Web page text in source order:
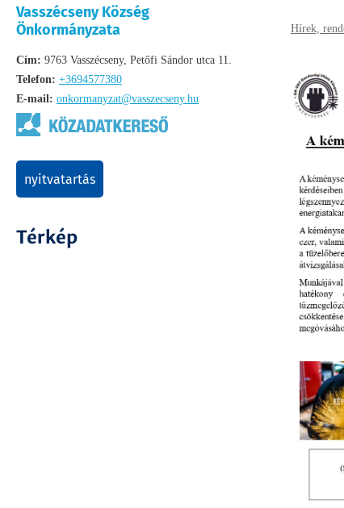
Vasszécseny Község
Önkormányzata
Cím: 9763 Vasszécseny, Petőfi Sándor utca 11.
Telefon: +3694577380
E-mail: onkormanyzat@vasszecseny.hu
nyitvatartás
Térkép
Hírek,